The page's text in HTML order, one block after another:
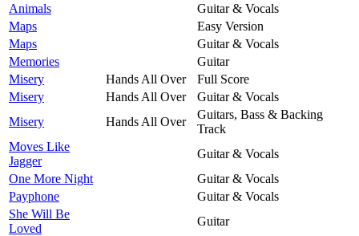
Animals
Guitar & Vocals
Maps
Easy Version
Maps
Guitar & Vocals
Memories
Guitar
Misery
Hands All Over
Full Score
Misery
Hands All Over
Guitar & Vocals
Misery
Hands All Over
Guitars, Bass & Backing
Track
Moves Like
Jagger
Guitar & Vocals
One More Night
Guitar & Vocals
Payphone
Guitar & Vocals
She Will Be
Loved
Guitar